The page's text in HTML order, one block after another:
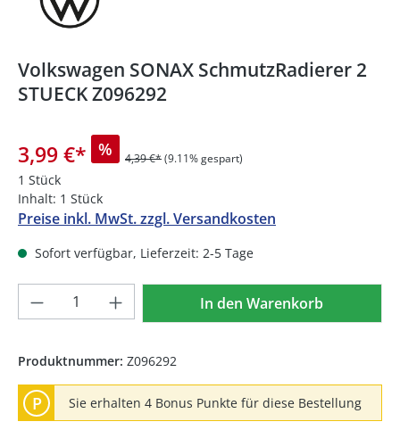
Volkswagen SONAX SchmutzRadierer 2
STUECK Z096292
3,99 €* % 4,39 €*(9.11% gespart)
1 Stück
Inhalt: 1 Stück
Preise inkl. MwSt. zzgl. Versandkosten
Sofort verfügbar, Lieferzeit: 2-5 Tage
Produkt Anzahl: Gib denIn den Warenkorb
Produktnummer: Z096292
P Sie erhalten 4 Bonus Punkte für diese Bestellung